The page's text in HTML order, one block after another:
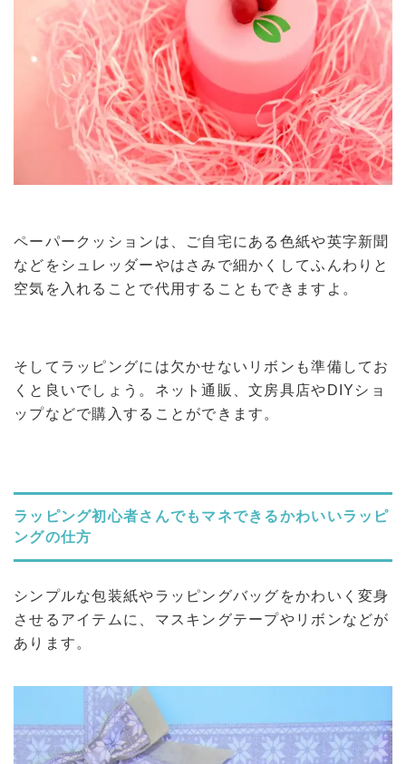
ペーパークッションは、ご自宅にある色紙や英字新聞
などをシュレッダーやはさみで細かくしてふんわりと
空気を入れることで代用することもできますよ。
そしてラッピングには欠かせないリボンも準備してお
くと良いでしょう。ネット通販、文房具店やDIYショ
ップなどで購入することができます。
ラッピング初心者さんでもマネできるかわいいラッピ
ングの仕方
シンプルな包装紙やラッピングバッグをかわいく変身
させるアイテムに、マスキングテープやリボンなどが
あります。